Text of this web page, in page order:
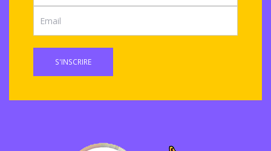
S'INSCRIRE